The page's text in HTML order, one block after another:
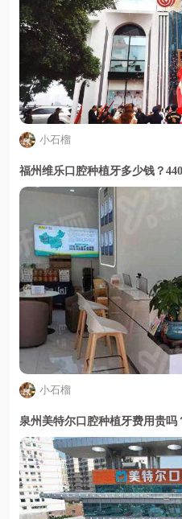
小石榴
小石榴
泉州美特尔口腔种植牙费用贵